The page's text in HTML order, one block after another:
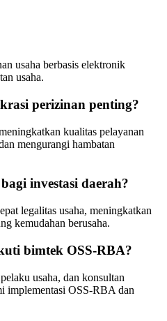
usaha berbasis elektronik
usaha.
perizinan penting?
kualitas pelayanan
mengurangi hambatan
investasi daerah?
legalitas usaha, meningkatkan
kemudahan berusaha.
bimtek OSS-RBA?
usaha, dan konsultan
implementasi OSS-RBA dan